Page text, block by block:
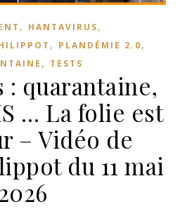
, HANTAVIRUS,
, PLANDÉMIE 2.0,
, TESTS
: quarantaine,
… La folie est
– Vidéo de
du 11 mai
2026